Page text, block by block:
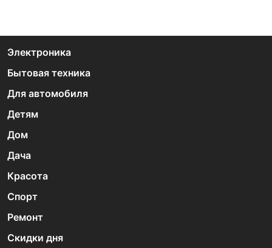
Электроника
Бытовая техника
Для автомобиля
Детям
Дом
Дача
Красота
Спорт
Ремонт
Скидки дня